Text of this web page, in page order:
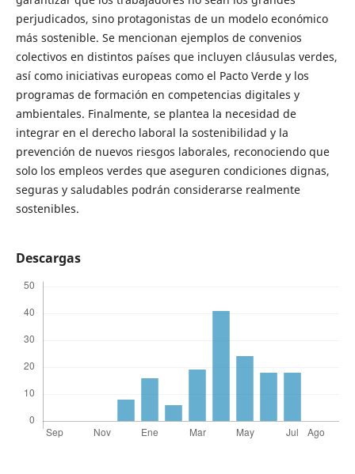
perjudicados, sino protagonistas de un modelo económico
más sostenible. Se mencionan ejemplos de convenios
colectivos en distintos países que incluyen cláusulas verdes,
así como iniciativas europeas como el Pacto Verde y los
programas de formación en competencias digitales y
ambientales. Finalmente, se plantea la necesidad de
integrar en el derecho laboral la sostenibilidad y la
prevención de nuevos riesgos laborales, reconociendo que
solo los empleos verdes que aseguren condiciones dignas,
seguras y saludables podrán considerarse realmente
sostenibles.
Descargas